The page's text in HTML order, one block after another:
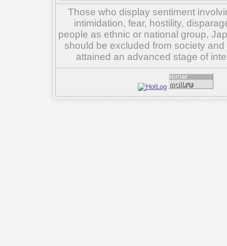
Those who display sentiment
intimidation, fear, hostility,
people as ethnic or national group,
should be excluded from society
attained an advanced stage of